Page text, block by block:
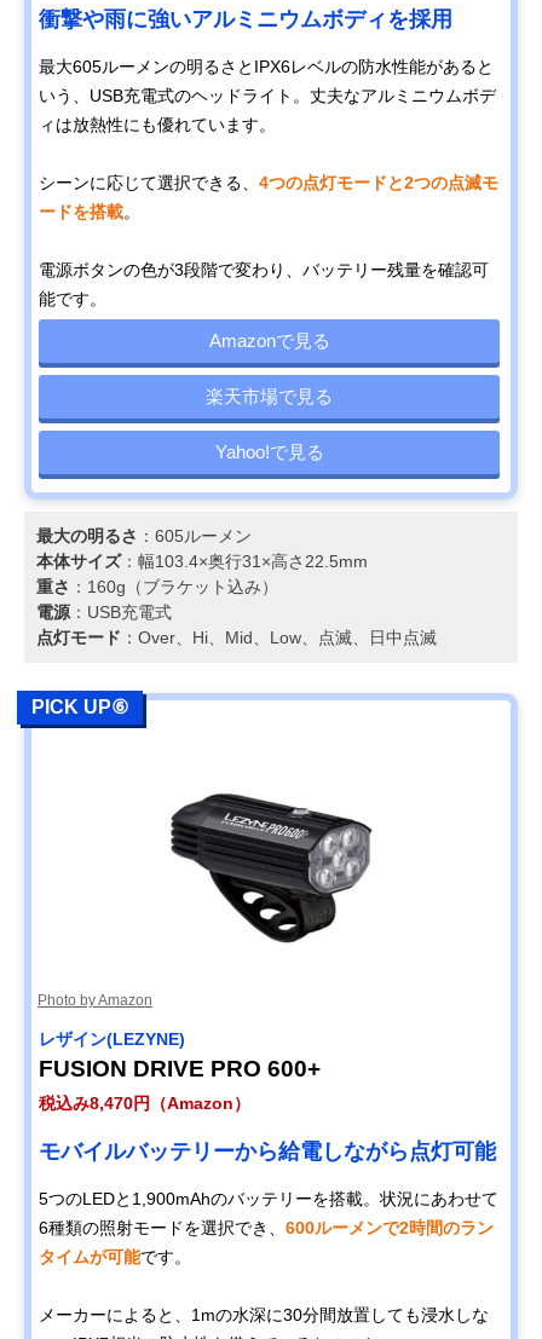
衝撃や雨に強いアルミニウムボディを採用
最大605ルーメンの明るさとIPX6レベルの防水性能があると
いう、USB充電式のヘッドライト。丈夫なアルミニウムボデ
ィは放熱性にも優れています。
シーンに応じて選択できる、 4つの点灯モードと2つの点滅モ
ードを搭載。
電源ボタンの色が3段階で変わり、バッテリー残量を確認可
能です。
Amazonで見る
楽天市場で見る
Yahoo!で見る
最大の明るさ ：605ルーメン
本体サイズ：幅103.4×奥行31×高さ22.5mm
重さ ：160g（ブラケット込み）
電源 ：USB充電式
点灯モード ：Over、Hi、Mid、Low、点滅、日中点滅
PICK UP⑥
Photo by Amazon
レザイン(LEZYNE)
FUSION DRIVE PRO 600+
税込み8,470円（Amazon）
モバイルバッテリーから給電しながら点灯可能
5つのLEDと1,900mAhのバッテリーを搭載。状況にあわせて
6種類の照射モードを選択でき、 600ルーメンで2時間のラン
タイムが可能です。
メーカーによると、1mの水深に30分間放置しても浸水しな